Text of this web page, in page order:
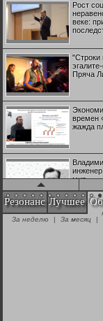
Рост
веке:
"Строки
Пряча
времен
жажда
мир
Резонанс Лучшее
За неделю
| За месяц |